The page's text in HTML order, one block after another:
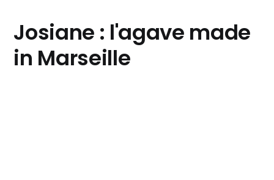
Josiane : l'agave made
in Marseille